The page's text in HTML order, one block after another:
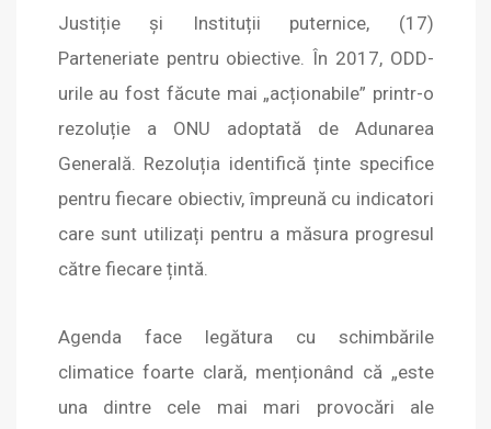
Justiție și Instituții puternice, (17)
Parteneriate pentru obiective. În 2017, ODD-
urile au fost făcute mai „acționabile” printr-o
rezoluție a ONU adoptată de Adunarea
Generală. Rezoluția identifică ținte specifice
pentru fiecare obiectiv, împreună cu indicatori
care sunt utilizați pentru a măsura progresul
către fiecare țintă.
Agenda face legătura cu schimbările
climatice foarte clară, menționând că „este
una dintre cele mai mari provocări ale